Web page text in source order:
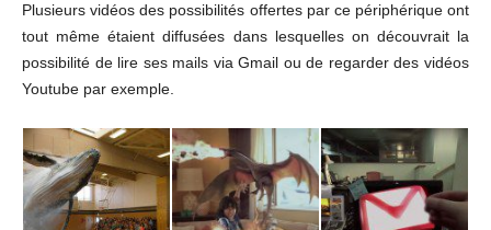
Plusieurs vidéos des possibilités offertes par ce périphérique ont
tout même étaient diffusées dans lesquelles on découvrait la
possibilité de lire ses mails via Gmail ou de regarder des vidéos
Youtube par exemple.